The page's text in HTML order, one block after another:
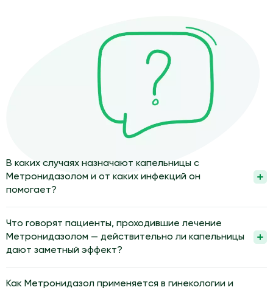
В каких случаях назначают капельницы с
Метронидазолом и от каких инфекций он
помогает?
анаэробных и протозойных инфекциях, когда требуется
системное воздействие препарата. Их используют при
воспалениях органов брюшной полости, малого таза, кожи и
Что говорят пациенты, проходившие лечение
Метронидазолом — действительно ли капельницы
дают заметный эффект?
симптомов интоксикации после курса капельниц с
Как Метронидазол применяется в гинекологии и